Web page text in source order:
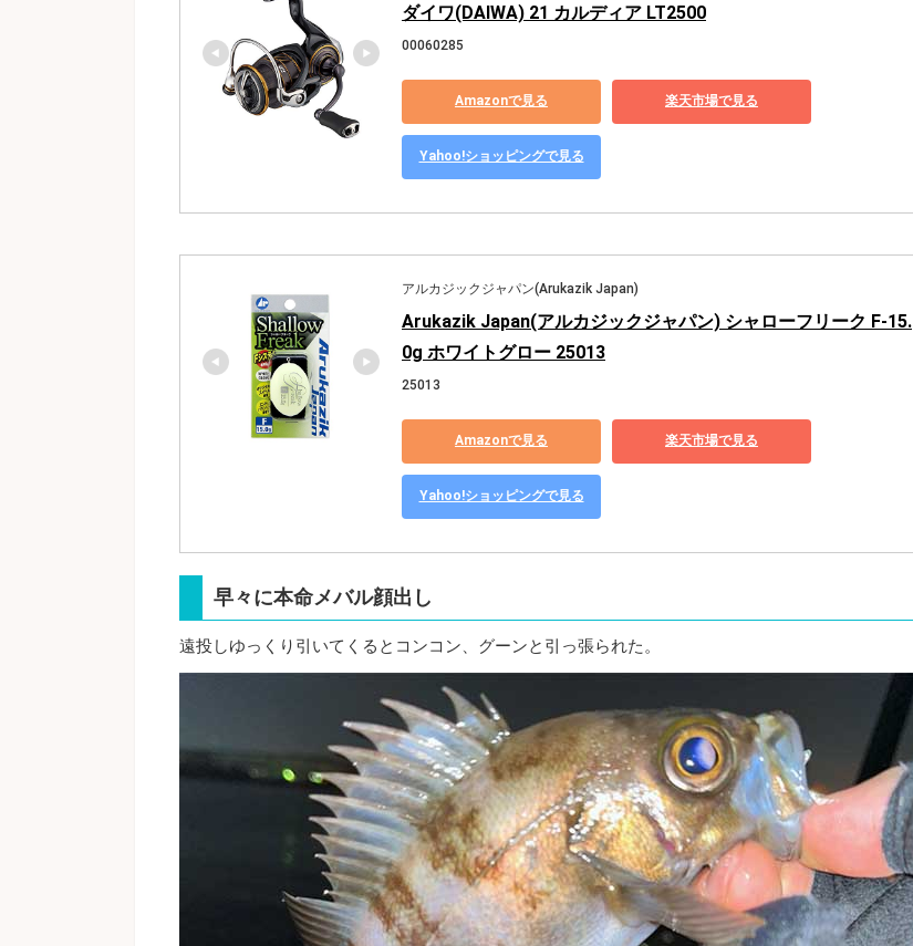
ダイワ(DAIWA) 21 カルディア LT2500
00060285
Amazonで見る 楽天市場で見る
Yahoo!ショッピングで見る
アルカジックジャパン(Arukazik Japan)
Arukazik Japan(アルカジックジャパン) シャローフリーク F-15.
0g ホワイトグロー 25013
25013
Amazonで見る 楽天市場で見る
Yahoo!ショッピングで見る
早々に本命メバル顔出し
遠投しゆっくり引いてくるとコンコン、グーンと引っ張られた。